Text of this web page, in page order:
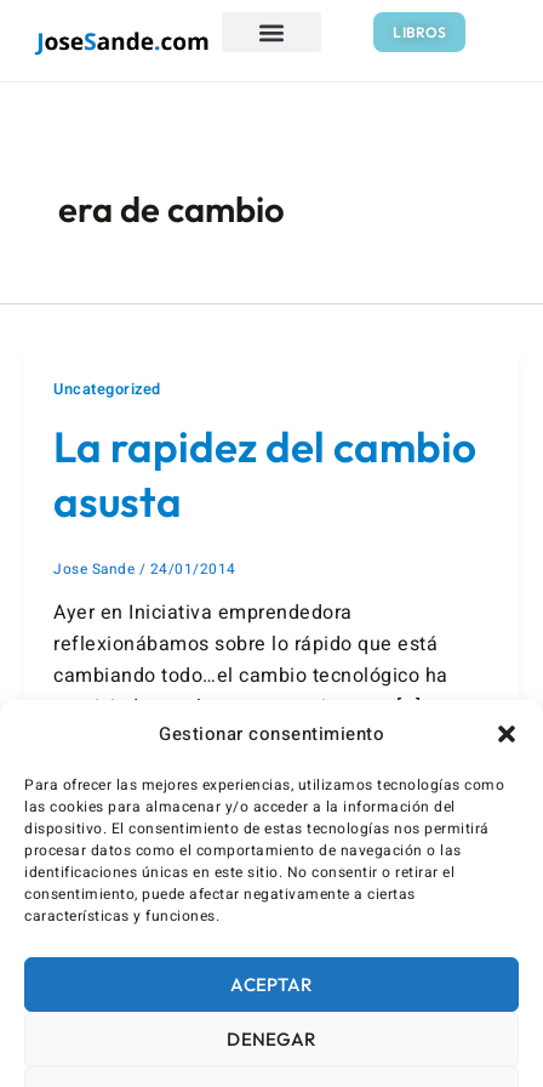
Gestionar consentimiento
Para ofrecer las mejores experiencias, utilizamos tecnologías como
las cookies para almacenar y/o acceder a la información del
dispositivo. El consentimiento de estas tecnologías nos permitirá
procesar datos como el comportamiento de navegación o las
identificaciones únicas en este sitio. No consentir o retirar el
consentimiento, puede afectar negativamente a ciertas
características y funciones.
ACEPTAR
DENEGAR
LIBROS
era de cambio
Uncategorized
La rapidez del cambio
asusta
Jose Sande / 24/01/2014
Ayer en Iniciativa emprendedora
reflexionábamos sobre lo rápido que está
cambiando todo…el cambio tecnológico ha
propiciado que la competencia entre […]